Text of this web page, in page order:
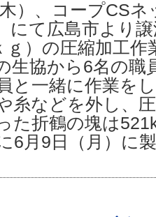
）、コープCS
にて広島市より
ｇ）の圧縮加工
生協から6名の職
と一緒に作業を
糸などを外し、
た折鶴の塊は
6月9日（月）に